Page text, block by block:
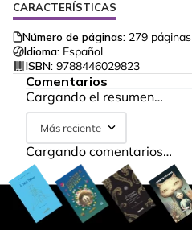
CARACTERÍSTICAS
Número de páginas: 279 páginas
Idioma: Español
ISBN: 9788446029823
Comentarios
Cargando el resumen…
Más reciente
Cargando comentarios…